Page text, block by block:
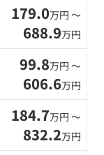
179.0万円 〜
688.9万円
99.8万円 〜
606.6万円
184.7万円 〜
832.2万円